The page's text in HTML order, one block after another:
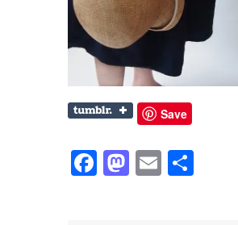
Save
Facebook
Mastodon
Email